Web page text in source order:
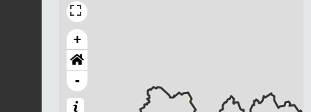
+
-